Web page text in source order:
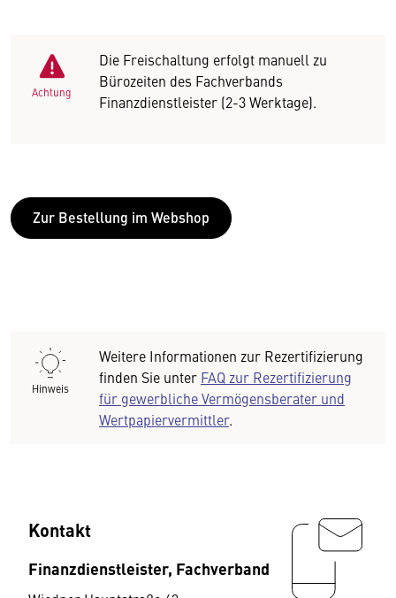
Achtung
Die Freischaltung erfolgt manuell zu
Bürozeiten des Fachverbands
Finanzdienstleister (2-3 Werktage).
Zur Bestellung im Webshop
Hinweis
Weitere Informationen zur Rezertifizierung
finden Sie unter FAQ zur Rezertifizierung
für gewerbliche Vermögensberater und
Wertpapiervermittler.
Kontakt
Finanzdienstleister, Fachverband